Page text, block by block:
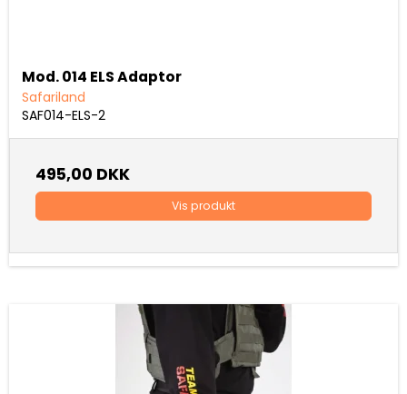
Mod. 014 ELS Adaptor
Safariland
SAF014-ELS-2
495,00 DKK
Vis produkt